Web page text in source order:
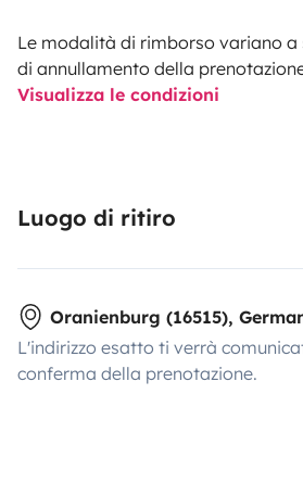
Le modalità di rimborso variano
di annullamento della
Visualizza le condizioni
Luogo di ritiro
Oranienburg (16515),
L'indirizzo esatto ti verrà
conferma della prenotazione.